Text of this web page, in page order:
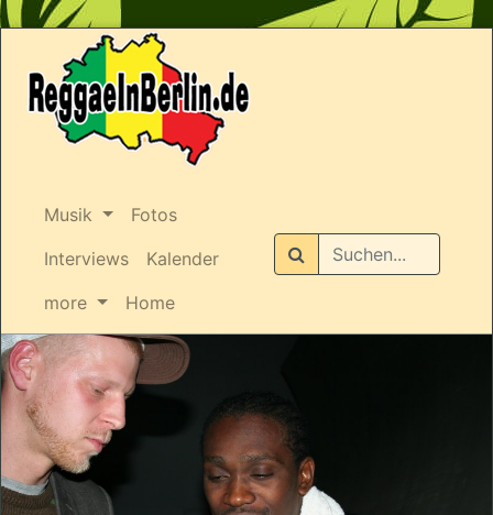
Musik
Fotos
Interviews
Kalender
more
Home
Suchen